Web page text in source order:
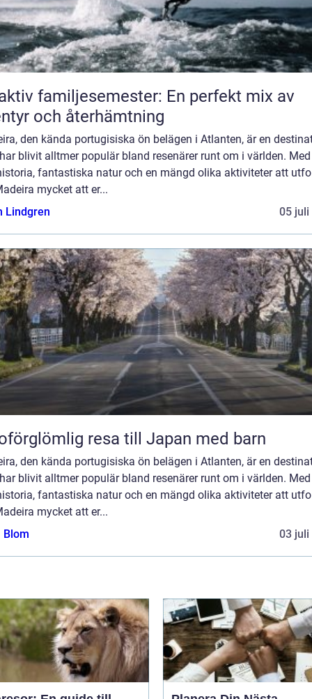
familjesemester: En perfekt mix av
och återhämtning
den kända portugisiska ön belägen i Atlanten, är en
blivit alltmer populär bland resenärer runt om i världen.
fantastiska natur och en mängd olika aktiviteter att
mycket att er...
Lindgren
05 juli
resa till Japan med barn
den kända portugisiska ön belägen i Atlanten, är en
blivit alltmer populär bland resenärer runt om i världen.
fantastiska natur och en mängd olika aktiviteter att
mycket att er...
Blom
03 juli